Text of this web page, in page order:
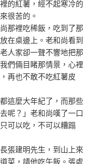
的紅薯，經不起寒冷的
很苦的。
那裡吃稀飯，吃到了那
在桌邊上。老和尚看到
人家卻一聲不響地把那
們倆目睹那情景，心裡
再也不敢不吃紅薯皮
這麼大年紀了，而那些
呢？」老和尚嘆了一口
可以吃，不可以糟蹋
張建明先生，到山上來
菜，請他吃午飯。張處